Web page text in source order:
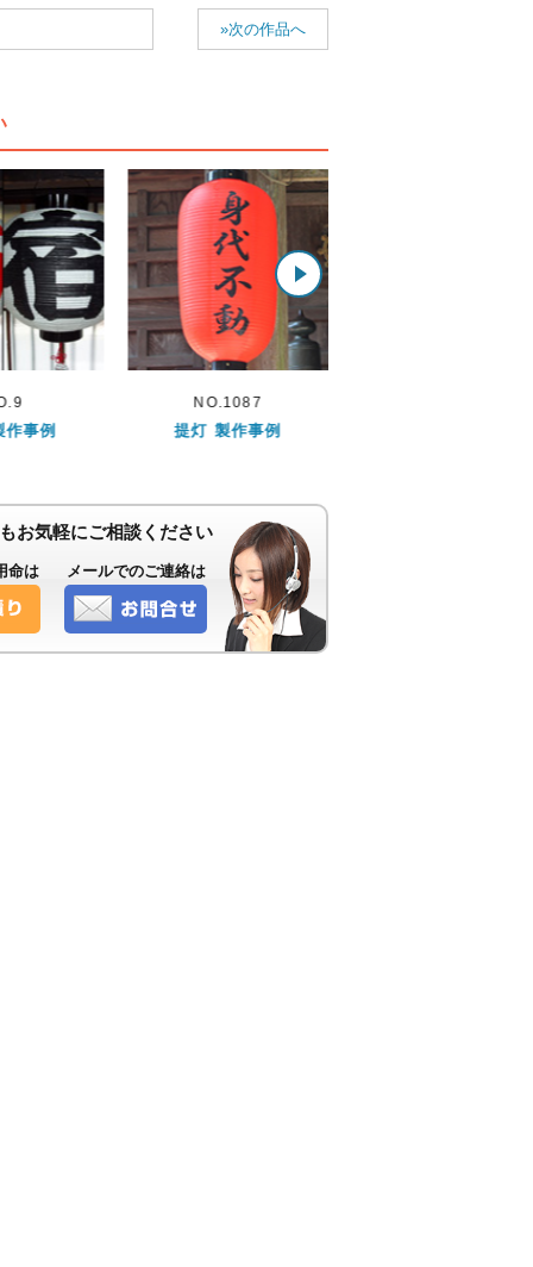
»次の作品へ
作事例
NO.877
提灯 製作事例
お気軽にご相談ください
命は メールでのご連絡は